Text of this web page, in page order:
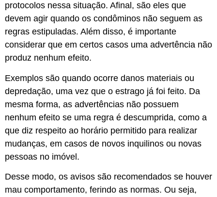
protocolos nessa situação. Afinal, são eles que
devem agir quando os condôminos não seguem as
regras estipuladas. Além disso, é importante
considerar que em certos casos uma advertência não
produz nenhum efeito.
Exemplos são quando ocorre danos materiais ou
depredação, uma vez que o estrago já foi feito. Da
mesma forma, as advertências não possuem
nenhum efeito se uma regra é descumprida, como a
que diz respeito ao horário permitido para realizar
mudanças, em casos de novos inquilinos ou novas
pessoas no imóvel.
Desse modo, os avisos são recomendados se houver
mau comportamento, ferindo as normas. Ou seja,